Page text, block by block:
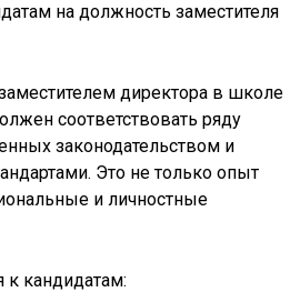
директора в школе
соответствовать ряду
законодательством и
Это не только опыт
и личностные
к кандидатам: